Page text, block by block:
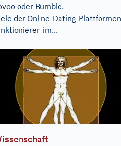
oder Bumble.
der Online-Dating-Plattformen
im...